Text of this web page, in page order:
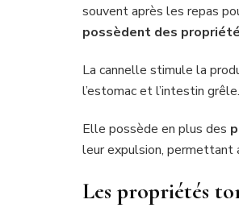
souvent après les repas
possèdent des
La cannelle stimule la
l’estomac et l’intestin grêle.
Elle possède en plus des
leur expulsion, permettant
Les propriétés